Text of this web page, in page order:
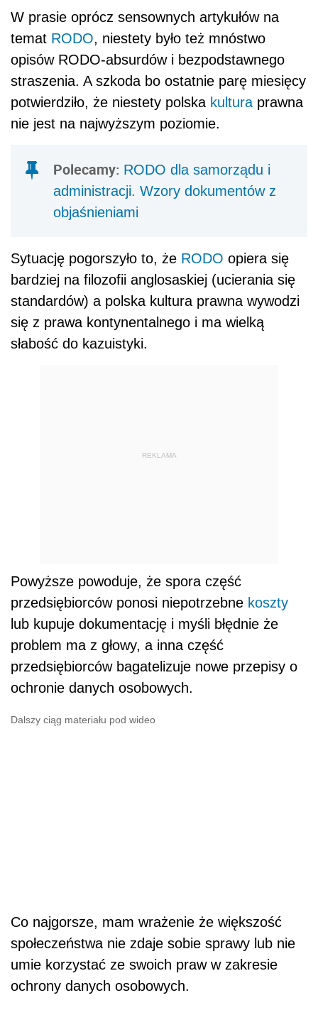
W prasie oprócz sensownych artykułów na
temat RODO, niestety było też mnóstwo
opisów RODO-absurdów i bezpodstawnego
straszenia. A szkoda bo ostatnie parę miesięcy
potwierdziło, że niestety polska kultura prawna
nie jest na najwyższym poziomie.
Polecamy: RODO dla samorządu i
administracji. Wzory dokumentów z
objaśnieniami
Sytuację pogorszyło to, że RODO opiera się
bardziej na filozofii anglosaskiej (ucierania się
standardów) a polska kultura prawna wywodzi
się z prawa kontynentalnego i ma wielką
słabość do kazuistyki.
REKLAMA
Powyższe powoduje, że spora część
przedsiębiorców ponosi niepotrzebne koszty
lub kupuje dokumentację i myśli błędnie że
problem ma z głowy, a inna część
przedsiębiorców bagatelizuje nowe przepisy o
ochronie danych osobowych.
Dalszy ciąg materiału pod wideo
Co najgorsze, mam wrażenie że większość
społeczeństwa nie zdaje sobie sprawy lub nie
umie korzystać ze swoich praw w zakresie
ochrony danych osobowych.